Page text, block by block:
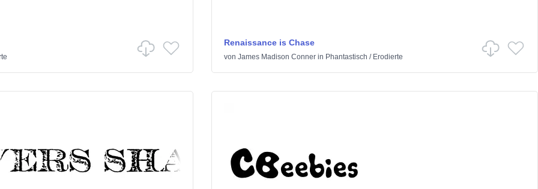
Renaissance is Chase
von James Madison Connerin Phantastisch / Erodierte